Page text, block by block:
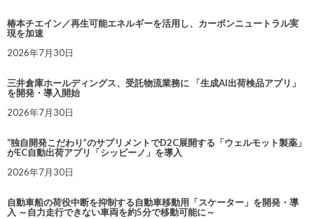
椿本チエイン／再生可能エネルギーを活用し、カーボンニュートラル実
現を加速
2026年7月30日
三井倉庫ホールディングス、受託物流業務に 「生成AI出荷検品アプリ」
を開発・導入開始
2026年7月30日
“独自開発こだわり”のサプリメントでD2C展開する「ウェルモット製薬」
がEC自動出荷アプリ「シッピーノ」を導入
2026年7月30日
自動車船の荷役中断を抑制する自動車移動用「スケーター」を開発・導
入 ～自力走行できない車両を約5分で移動可能に～